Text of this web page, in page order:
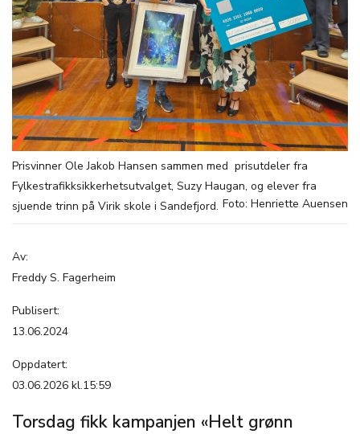
Prisvinner Ole Jakob Hansen sammen med prisutdeler fra
Fylkestrafikksikkerhetsutvalget, Suzy Haugan, og elever fra
sjuende trinn på Virik skole i Sandefjord. Foto: Henriette Auensen
Av:
Freddy S. Fagerheim
Publisert:
13.06.2024
Oppdatert:
03.06.2026 kl.15:59
Torsdag fikk kampanjen «Helt grønn